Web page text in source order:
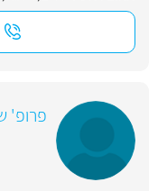
פרופ'